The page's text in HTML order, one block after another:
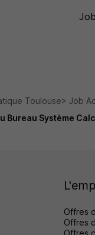
Toulouse
Job
Bureau Système
Offres
Offres